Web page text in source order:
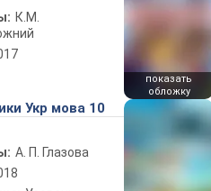
К.М.
показать
обложку
Укр мова 10
А. П. Глазова